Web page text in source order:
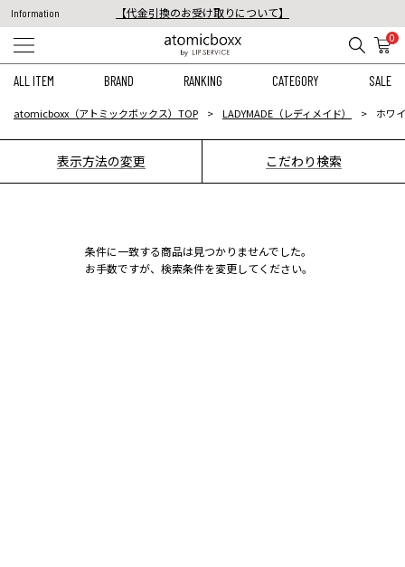
Information
【代金引換のお受け取りについて】
税込11,000円以上のご注文で送料無料！
0
ALL ITEM BRAND RANKING CATEGORY SALE
atomicboxx（アトミックボックス）TOP LADYMADE（レディメイド） ホワ
表示方法の変更 こだわり検索
条件に一致する商品は見つかりませんでした。
お手数ですが、検索条件を変更してください。